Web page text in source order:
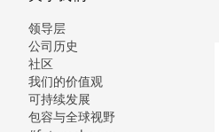
领导层
公司历史
社区
我们的价值观
可持续发展
包容与全球视野